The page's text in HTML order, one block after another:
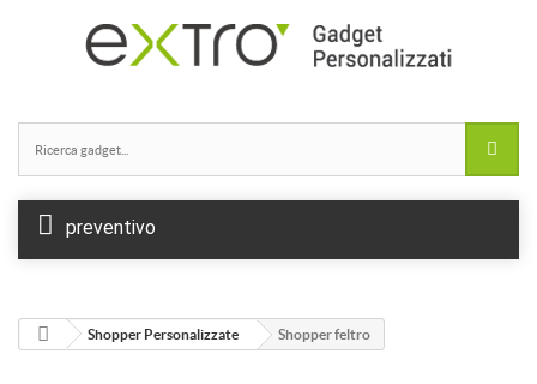
preventivo
Shopper Personalizzate Shopper feltro